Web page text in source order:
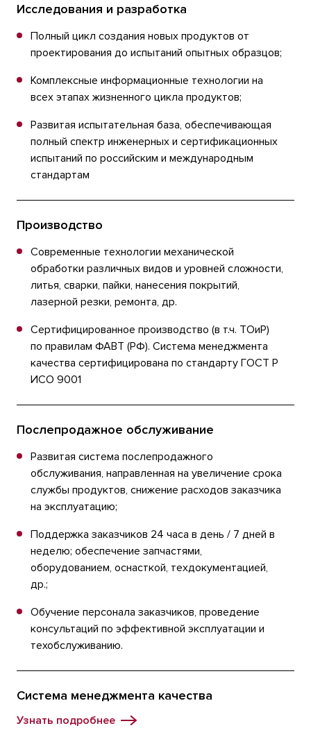
Исследования и разработка
Полный цикл создания новых продуктов от
проектирования до испытаний опытных образцов;
Комплексные информационные технологии на
всех этапах жизненного цикла продуктов;
Развитая испытательная база, обеспечивающая
полный спектр инженерных и сертификационных
испытаний по российским и международным
стандартам
Производство
Современные технологии механической
обработки различных видов и уровней сложности,
литья, сварки, пайки, нанесения покрытий,
лазерной резки, ремонта, др.
Сертифицированное производство (в т.ч. ТОиР)
по правилам ФАВТ (РФ). Система менеджмента
качества сертифицирована по стандарту ГОСТ Р
ИСО 9001
Послепродажное обслуживание
Развитая система послепродажного
обслуживания, направленная на увеличение срока
службы продуктов, снижение расходов заказчика
на эксплуатацию;
Поддержка заказчиков 24 часа в день / 7 дней в
неделю; обеспечение запчастями,
оборудованием, оснасткой, техдокументацией,
др.;
Обучение персонала заказчиков, проведение
консультаций по эффективной эксплуатации и
техобслуживанию.
Система менеджмента качества
Узнать подробнее